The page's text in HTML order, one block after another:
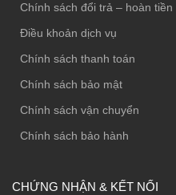
Chính sách đổi trả – hoàn tiền
Điều khoản dịch vụ
Chính sách thanh toán
Chính sách bảo mật
Chính sách vận chuyển
Chính sách bảo hành
CHỨNG NHẬN & KẾT NỐI